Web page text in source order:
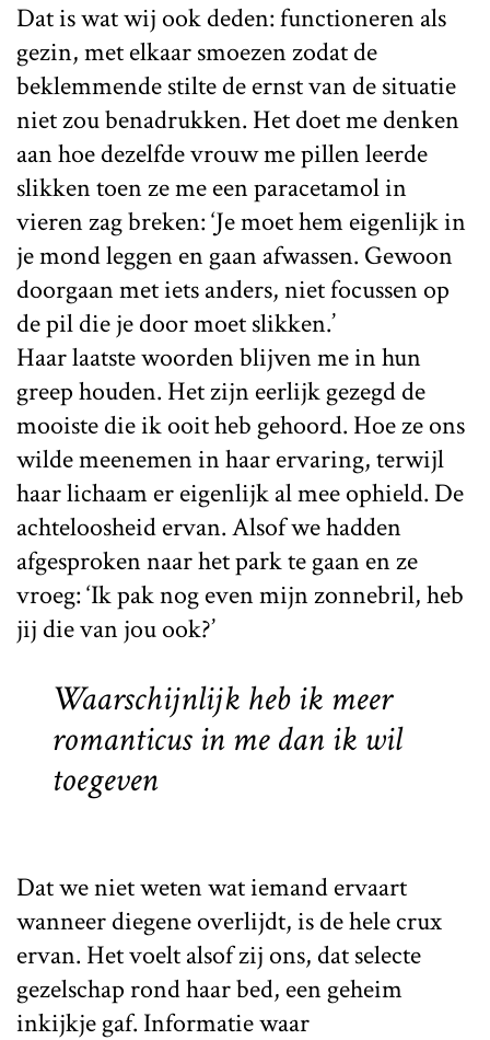
Dat is wat wij ook deden: functioneren als
gezin, met elkaar smoezen zodat de
beklemmende stilte de ernst van de situatie
niet zou benadrukken. Het doet me denken
aan hoe dezelfde vrouw me pillen leerde
slikken toen ze me een paracetamol in
vieren zag breken: ‘Je moet hem eigenlijk in
je mond leggen en gaan afwassen. Gewoon
doorgaan met iets anders, niet focussen op
de pil die je door moet slikken.’
Haar laatste woorden blijven me in hun
greep houden. Het zijn eerlijk gezegd de
mooiste die ik ooit heb gehoord. Hoe ze ons
wilde meenemen in haar ervaring, terwijl
haar lichaam er eigenlijk al mee ophield. De
achteloosheid ervan. Alsof we hadden
afgesproken naar het park te gaan en ze
vroeg: ‘Ik pak nog even mijn zonnebril, heb
jij die van jou ook?’
Waarschijnlijk heb ik meer
romanticus in me dan ik wil
toegeven
Dat we niet weten wat iemand ervaart
wanneer diegene overlijdt, is de hele crux
ervan. Het voelt alsof zij ons, dat selecte
gezelschap rond haar bed, een geheim
inkijkje gaf. Informatie waar